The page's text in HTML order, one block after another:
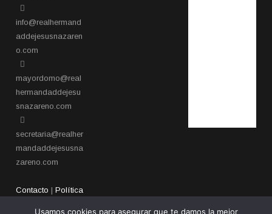
info@realhermand
addejesusnazaren
o.com
mayordomo@real
hermandaddejesu
snazareno.com
secretaria@realher
mandaddejesusna
zareno.com
Contacto |Política
Usamos cookies para asegurar que te damos la mejor